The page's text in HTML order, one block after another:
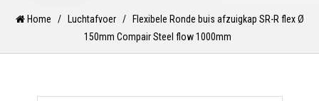
Home / Luchtafvoer /
Flexibele Ronde buis afzuigkap SR-R flex Ø
150mm Compair Steel flow 1000mm